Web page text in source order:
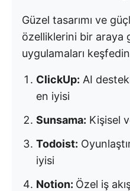
Güzel tasarımı ve
özelliklerini bir araya
uygulamaları
ClickUp: AI
en iyisi
Sunsama: Kişisel
Todoist:
iyisi
Notion: Özel iş